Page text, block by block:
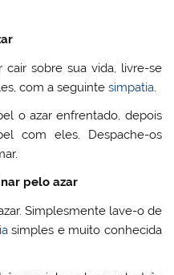
sobre sua vida, livre-se
com a seguintesimpatia.
o azar enfrentado, depois
com eles. Despache-os
pelo azar
Simplesmente lave-o de
simples e muito conhecida